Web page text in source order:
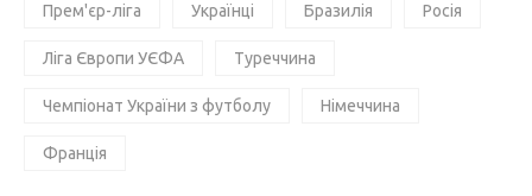
Прем'єр-ліга Українці Бразилія Росія
Ліга Європи УЄФА Туреччина
Чемпіонат України з футболу Німеччина
Франція